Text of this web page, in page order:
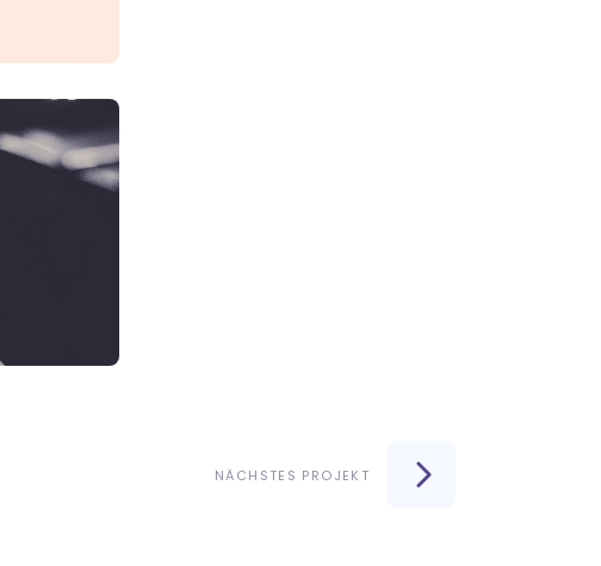
NÄCHSTES PROJEKT